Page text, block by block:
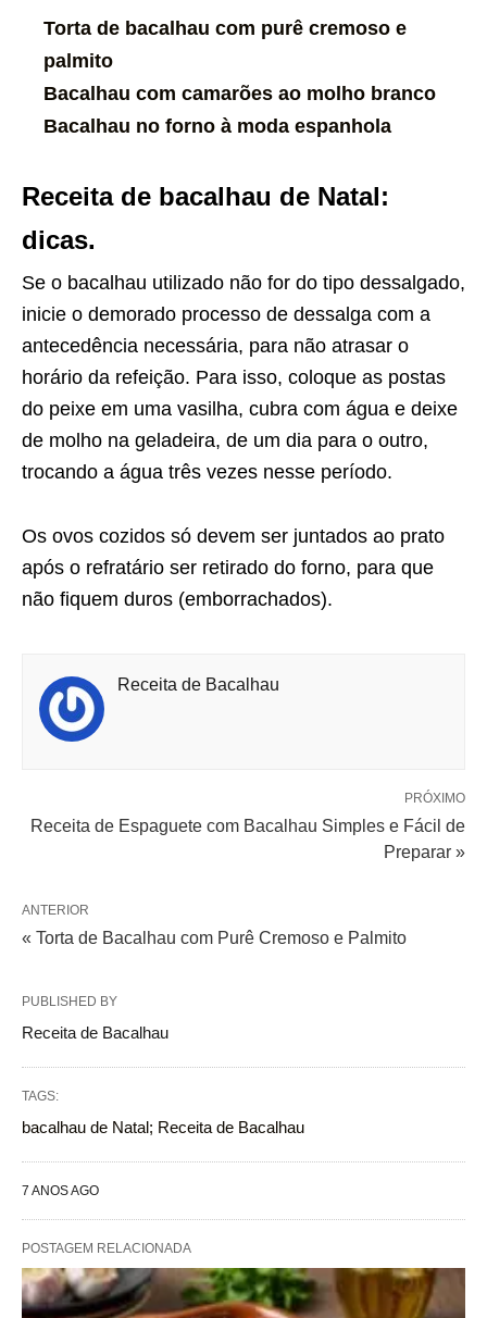
Torta de bacalhau com purê cremoso e
palmito
Bacalhau com camarões ao molho branco
Bacalhau no forno à moda espanhola
Receita de bacalhau de Natal:
dicas.
Se o bacalhau utilizado não for do tipo dessalgado,
inicie o demorado processo de dessalga com a
antecedência necessária, para não atrasar o
horário da refeição. Para isso, coloque as postas
do peixe em uma vasilha, cubra com água e deixe
de molho na geladeira, de um dia para o outro,
trocando a água três vezes nesse período.
Os ovos cozidos só devem ser juntados ao prato
após o refratário ser retirado do forno, para que
não fiquem duros (emborrachados).
Receita de Bacalhau
PRÓXIMO
Receita de Espaguete com Bacalhau Simples e Fácil de
Preparar »
ANTERIOR
« Torta de Bacalhau com Purê Cremoso e Palmito
PUBLISHED BY
Receita de Bacalhau
TAGS:
bacalhau de Natal; Receita de Bacalhau
7 ANOS AGO
POSTAGEM RELACIONADA